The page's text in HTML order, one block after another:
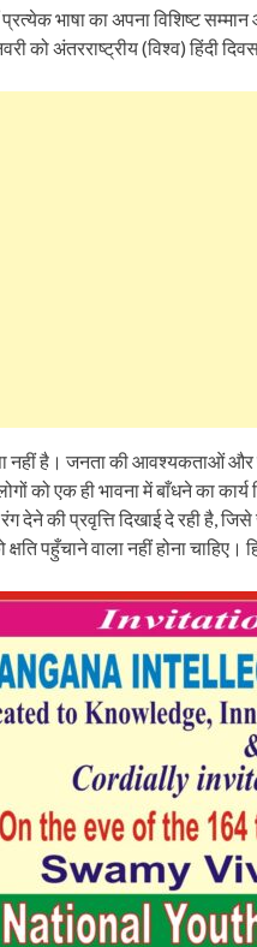
भाषा का अपना विशिष्ट
को अंतरराष्ट्रीय (विश्व) हिंदी
नहीं है। जनता की आवश्यकताओं
को एक ही भावना में बाँधने का
रंग देने की प्रवृत्ति दिखाई दे रही
पहुँचाने वाला नहीं होना